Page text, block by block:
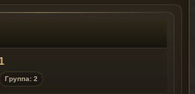
Группа: 2